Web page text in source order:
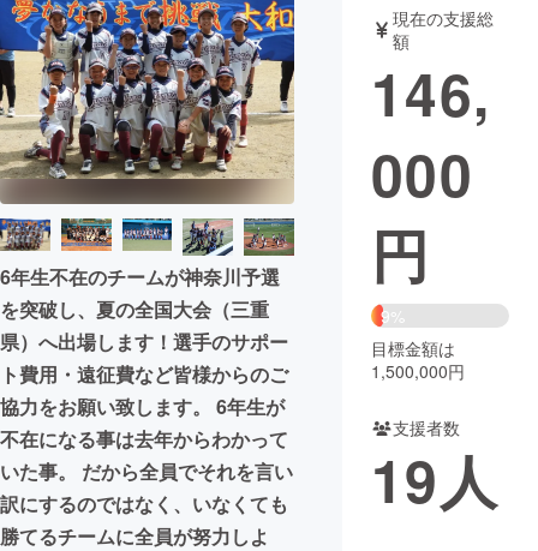
アート・写真 音楽
テクノロジー・ガジェット ゲーム・サ
映像・映画
ビジネス・起業
まちづくり・地域活性化
CAMPFIRE for Social Good
CAMPFIRE Creation
CAMPFIREふるさと納税machi-ya コミュニティ
6年生不在のチームが神奈川予選
を突破し、夏の全国大会（三重
県）へ出場します！選手のサポー
ト費用・遠征費など皆様からのご
協力をお願い致します。 6年生が
不在になる事は去年からわかって
いた事。 だから全員でそれを言い
訳にするのではなく、いなくても
勝てるチームに全員が努力しよ
現在の支援総
額
146,
000
円
9%
目標金額は
1,500,000円
支援者数
19人